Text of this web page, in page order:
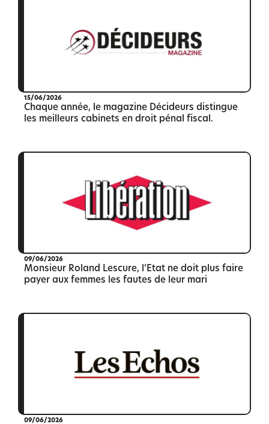
15/06/2026
Chaque année, le magazine Décideurs distingue
les meilleurs cabinets en droit pénal fiscal.
09/06/2026
Monsieur Roland Lescure, l’Etat ne doit plus faire
payer aux femmes les fautes de leur mari
09/06/2026